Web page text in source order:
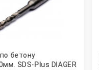
бетону
SDS-Plus DIAGER